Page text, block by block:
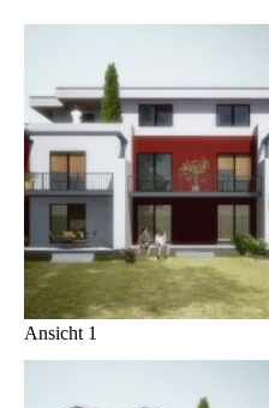
Ansicht 1